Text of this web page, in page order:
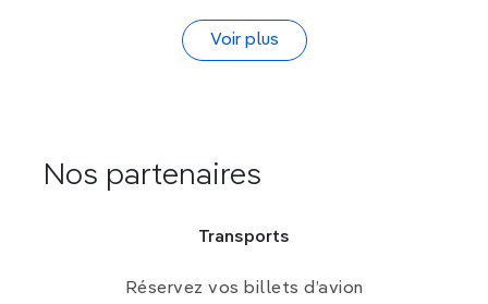
Voir plus
Nos partenaires
Transports
Réservez vos billets d’avion